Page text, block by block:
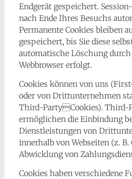
Endgerät gespeichert.
nach Ende Ihres Besuchs
Permanente Cookies bleiben
gespeichert, bis Sie diese
automatische Löschung
Webbrowser erfolgt.
Cookies können von uns
oder von Drittunternehmen
Third-PartyCookies). Third-
ermöglichen die Einbindung
Dienstleistungen von
innerhalb von Webseiten (z. B.
Abwicklung von
Cookies haben verschiedene